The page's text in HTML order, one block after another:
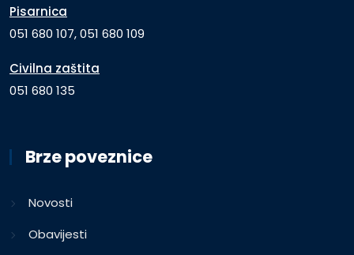
Pisarnica
051 680 107, 051 680 109
Civilna zaštita
051 680 135
Brze poveznice
Novosti
Obavijesti